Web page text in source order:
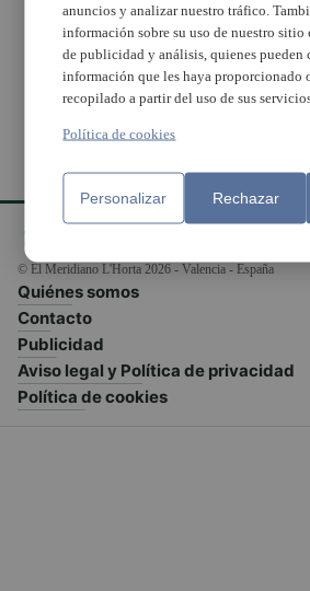
Catarroja celebra el
mes de l’Alzheimer de
la mà d’AFAC
© El Meridiano L'Horta 2026 - Valencia - España
Quiénes somos
Contacto
Publicidad
Aviso legal y Política de privacidad
Política de cookies
anuncios y analizar nuestro tráfico.
información sobre su uso de nuestro sitio
de publicidad y análisis, quienes pueden
información que les haya proporcionado
recopilado a partir del uso de sus
Política de cookies
Personalizar Rechazar